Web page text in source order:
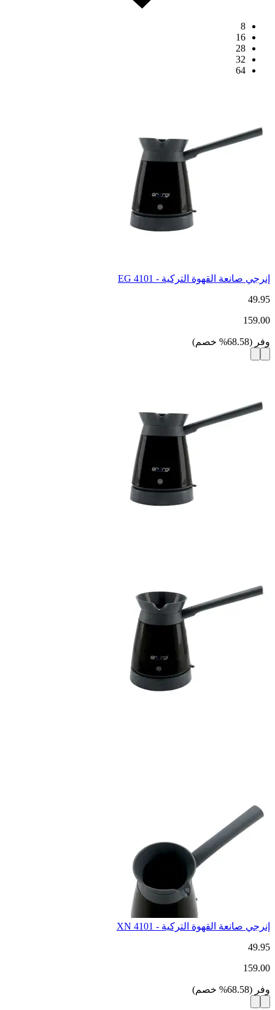
8
16
28
32
64
إنرجي صانعة القهوة التركية - 4101 EG
49.95
159.00
وفر (
68.58
% خصم)
إنرجي صانعة القهوة التركية - XN 4101
49.95
159.00
وفر (
68.58
% خصم)